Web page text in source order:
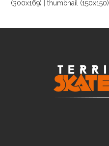
(300x169) |thumbnail (150x150)